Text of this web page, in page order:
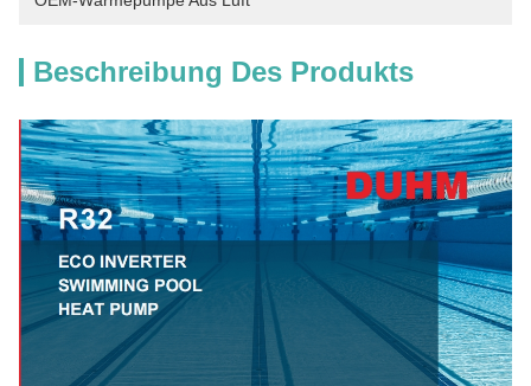
Beschreibung Des Produkts